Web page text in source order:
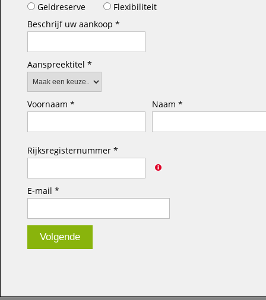
Geldreserve
Flexibiliteit
Beschrijf uw aankoop *
Aanspreektitel *
Voornaam * Naam *
Rijksregisternummer *
E-mail *